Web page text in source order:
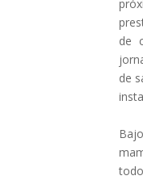
de
de